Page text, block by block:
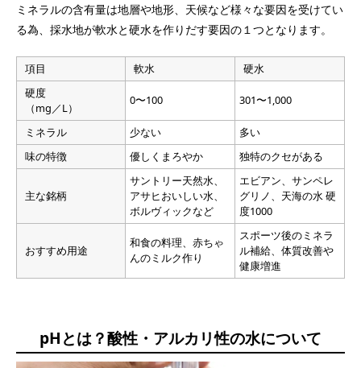
ミネラルの含有量は地層や地形、天候など様々な要因を受けてい
る為、採水地が軟水と硬水を作りだす要因の１つとなります。
項目 軟水
硬水
硬度
（mg／L）
0〜100 301〜1,000
ミネラル 少ない
多い
味の特徴
優しくまろやか 独特のクセがある
主な銘柄
サントリー天然水、
アサヒおいしい水、
ボルヴィックなど
エビアン、サンペレ
グリノ、天海の水 硬
度1000
おすすめ用途
和食の料理、赤ちゃ
んのミルク作り
スポーツ後のミネラ
ル補給、体質改善や
健康増進
pHとは？酸性・アルカリ性の水について